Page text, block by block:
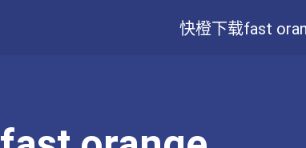
快橙下载fast